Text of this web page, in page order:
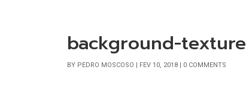
background-texture
BY PEDRO MOSCOSO | FEV 10, 2018| 0 COMMENTS